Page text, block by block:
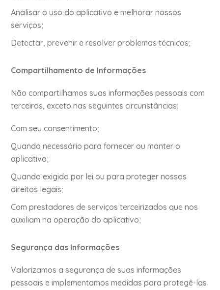
Analisar o uso do aplicativo e melhorar nossos
serviços;
Detectar, prevenir e resolver problemas técnicos;
Compartilhamento de Informações
Não compartilhamos suas informações pessoais com
terceiros, exceto nas seguintes circunstâncias:
Com seu consentimento;
Quando necessário para fornecer ou manter o
aplicativo;
Quando exigido por lei ou para proteger nossos
direitos legais;
Com prestadores de serviços terceirizados que nos
auxiliam na operação do aplicativo;
Segurança das Informações
Valorizamos a segurança de suas informações
pessoais e implementamos medidas para protegê-las